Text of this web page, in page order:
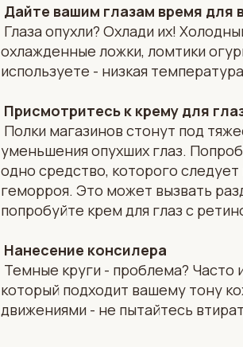
Дайте вашим глазам время для
Глаза опухли? Охлади их!
охлажденные ложки, ломтики
используете - низкая
Присмотритесь к крему для
Полки магазинов стонут под
уменьшения опухших глаз.
одно средство, которого
геморроя. Это может вызвать
попробуйте крем для глаз с
Нанесение консилера
Темные круги - проблема? Часто
который подходит вашему тону
движениями - не пытайтесь